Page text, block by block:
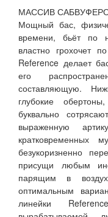
МАССИВ
Мощный бас,
времени, бьёт по
властно грохочет
Reference делает
его
составляющую.
глубокие
буквально
выраженную
кратковременных
безукоризненно
присущи любым
парящим в
оптимальным
линейки